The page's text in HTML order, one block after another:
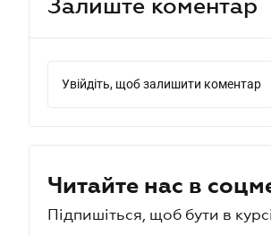
Увійдіть, щоб залишити коментар
Читайте нас в
Підпишіться, щоб бути в